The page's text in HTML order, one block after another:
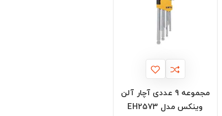
مجموعه 9 عددی آچار آلن
وینکس مدل EH2573